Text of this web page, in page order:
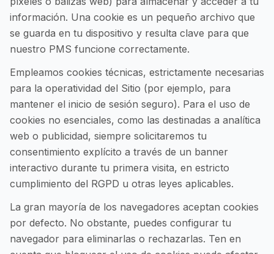
información. Una cookie es un pequeño archivo que
se guarda en tu dispositivo y resulta clave para que
nuestro PMS funcione correctamente.
Empleamos cookies técnicas, estrictamente necesarias
para la operatividad del Sitio (por ejemplo, para
mantener el inicio de sesión seguro). Para el uso de
cookies no esenciales, como las destinadas a analítica
web o publicidad, siempre solicitaremos tu
consentimiento explícito a través de un banner
interactivo durante tu primera visita, en estricto
cumplimiento del RGPD u otras leyes aplicables.
La gran mayoría de los navegadores aceptan cookies
por defecto. No obstante, puedes configurar tu
navegador para eliminarlas o rechazarlas. Ten en